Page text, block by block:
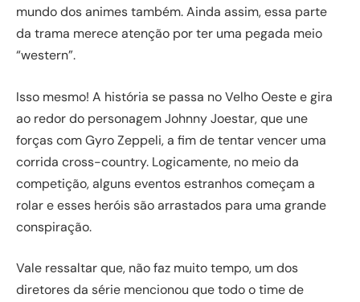
mundo dos animes também. Ainda assim, essa parte
da trama merece atenção por ter uma pegada meio
“western”.
Isso mesmo! A história se passa no Velho Oeste e gira
ao redor do personagem Johnny Joestar, que une
forças com Gyro Zeppeli, a fim de tentar vencer uma
corrida cross-country. Logicamente, no meio da
competição, alguns eventos estranhos começam a
rolar e esses heróis são arrastados para uma grande
conspiração.
Vale ressaltar que, não faz muito tempo, um dos
diretores da série mencionou que todo o time de